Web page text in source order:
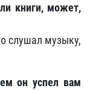
книги, может,
слушал музыку,
он успел вам